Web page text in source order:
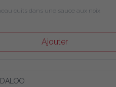
cuits dans une sauce aux noix de cajou
Ajouter